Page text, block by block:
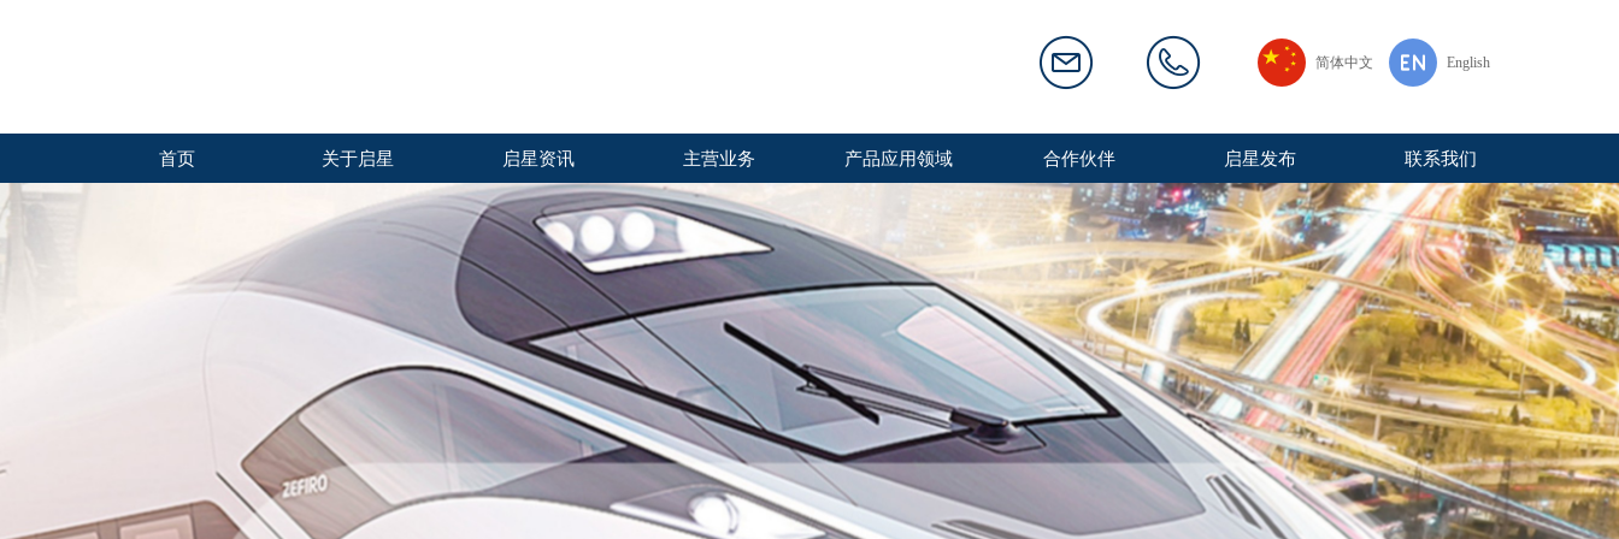
首页 关于启星 启星资讯 主营业务 产品应用领域 合作伙伴 启星发布 联系我们
简体中文 English